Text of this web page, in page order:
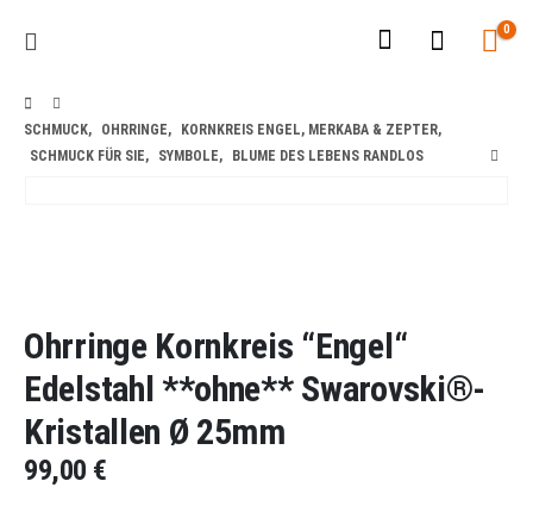
0
SCHMUCK, OHRRINGE, KORNKREIS ENGEL, MERKABA & ZEPTER,
SCHMUCK FÜR SIE, SYMBOLE, BLUME DES LEBENS RANDLOS
Ohrringe Kornkreis “Engel“
Edelstahl **ohne** Swarovski®-
Kristallen Ø 25mm
99,00 €